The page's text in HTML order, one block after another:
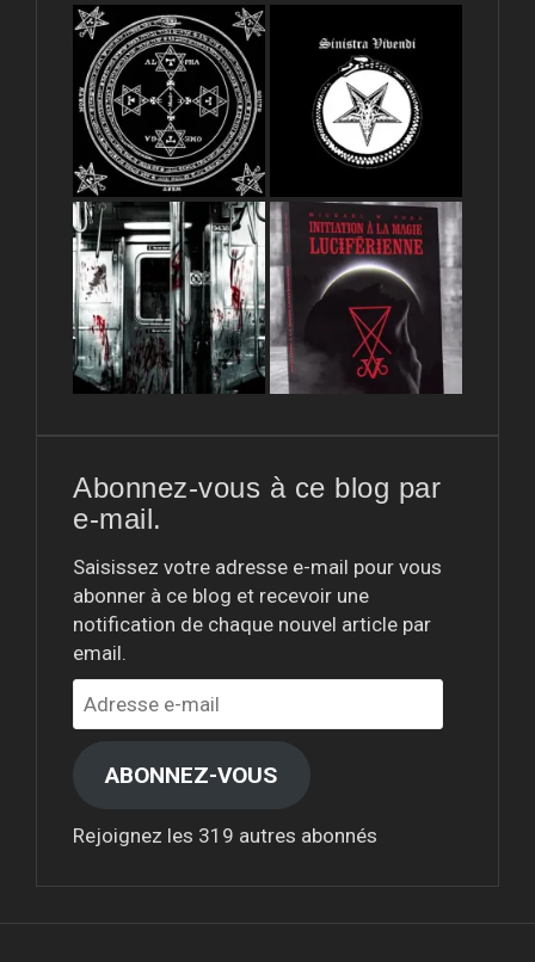
Abonnez-vous à ce blog par
e-mail.
Saisissez votre adresse e-mail pour vous
abonner à ce blog et recevoir une
notification de chaque nouvel article par
email.
Adresse
e-
mail
ABONNEZ-VOUS
Rejoignez les 319 autres abonnés